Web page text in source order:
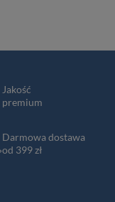
Jakość
premium
Darmowa dostawa
od 399 zł